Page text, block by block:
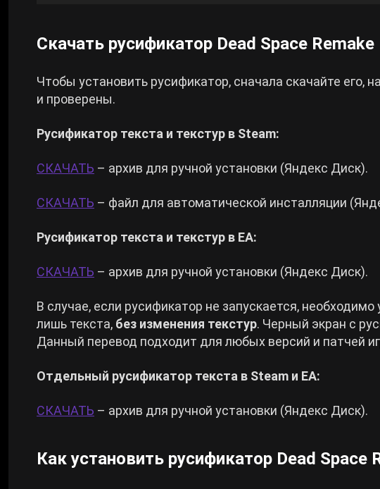
Скачать русификатор Dead Space Remake
Чтобы установить русификатор, сначала скачайте его,
и проверены.
Русификатор текста и текстур в Steam:
СКАЧАТЬ – архив для ручной установки (Яндекс Диск).
СКАЧАТЬ – файл для автоматической инсталляции
Русификатор текста и текстур в EA:
СКАЧАТЬ – архив для ручной установки (Яндекс Диск).
В случае, если русификатор не запускается,
лишь текста, без изменения текстур. Черный экран с
Данный перевод подходит для любых версий и патчей
Отдельный русификатор текста в Steam и EA:
СКАЧАТЬ – архив для ручной установки (Яндекс Диск).
Как установить русификатор Dead Space